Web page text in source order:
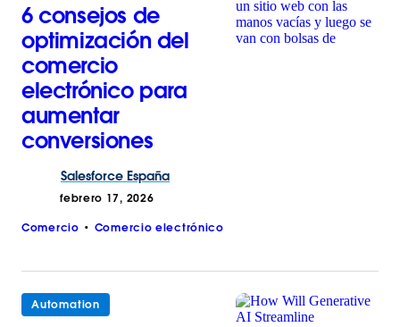
6 consejos de
optimización del
comercio
electrónico para
aumentar
conversiones
Salesforce España
febrero 17, 2026
Comercio Comercio electrónico
Automation